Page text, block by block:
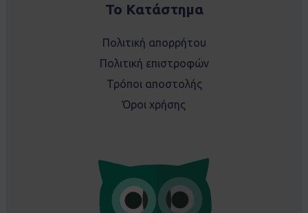
Το Κατάστημα
Πολιτική απορρήτου
Πολιτική επιστροφών
Τρόποι αποστολής
Όροι χρήσης